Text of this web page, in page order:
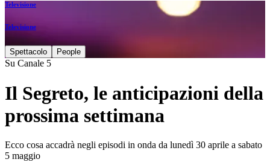
Televisione
Televisione
Spettacolo People
Su Canale 5
Il Segreto, le anticipazioni della
prossima settimana
Ecco cosa accadrà negli episodi in onda da lunedì 30 aprile a sabato
5 maggio